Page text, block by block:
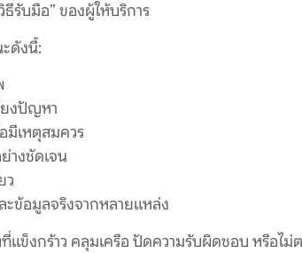
รับมือ” ของผู้ให้บริการ
ดังนี้:
ยงปัญหา
มีเหตุสมควร
างชัดเจน
ว
ข้อมูลจริงจากหลายแหล่ง
ข็งกร้าว คลุมเครือ ปัดความรับผิดชอบ หรือไม่